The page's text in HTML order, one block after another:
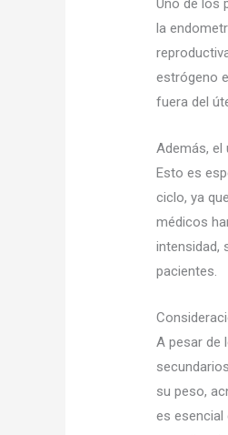
Uno de los
la
estrógeno
fuera del
Además, el
Esto es
ciclo, ya
médicos
intensidad,
pacientes.
A pesar de
su peso,
es esencial